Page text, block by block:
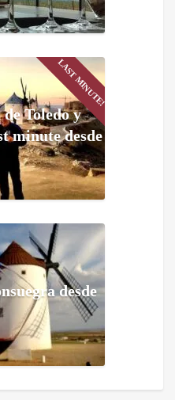
LAST MINUTE!
Toledo y
minute desde
desde